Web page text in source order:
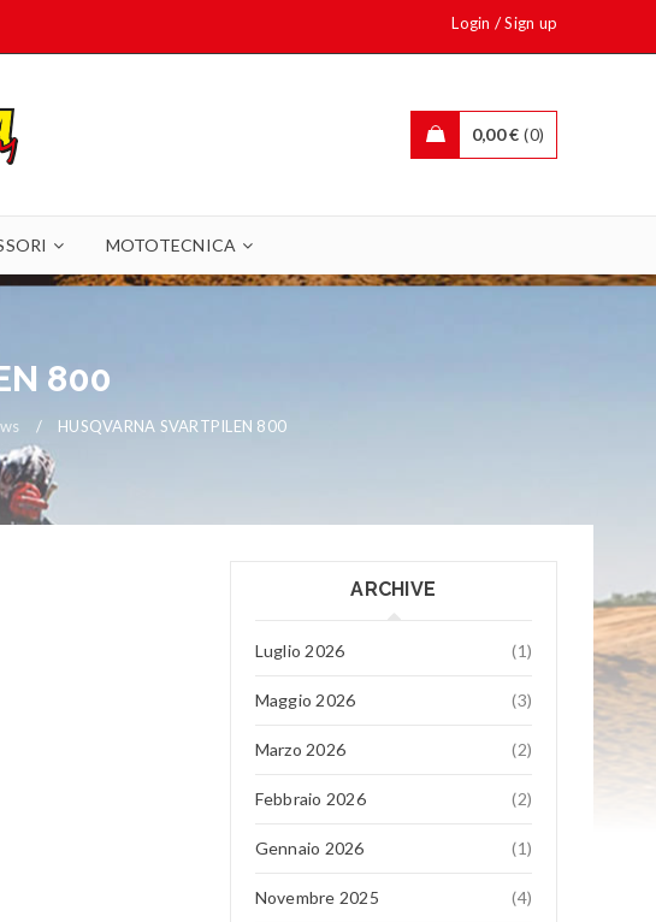
Login /Sign up
0,00€ 0
MOTOTECNICA
800
/ HUSQVARNA SVARTPILEN 800
ARCHIVE
Luglio 2026 (1)
Maggio 2026 (3)
Marzo 2026 (2)
Febbraio 2026 (2)
Gennaio 2026 (1)
Novembre 2025 (4)